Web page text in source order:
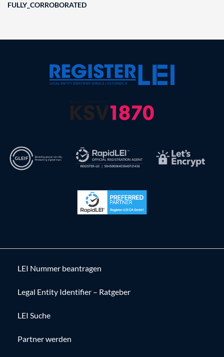
FULLY_CORROBORATED
LEI Nummer beantragen
Legal Entity Identifier – Ratgeber
LEI Suche
Partner werden